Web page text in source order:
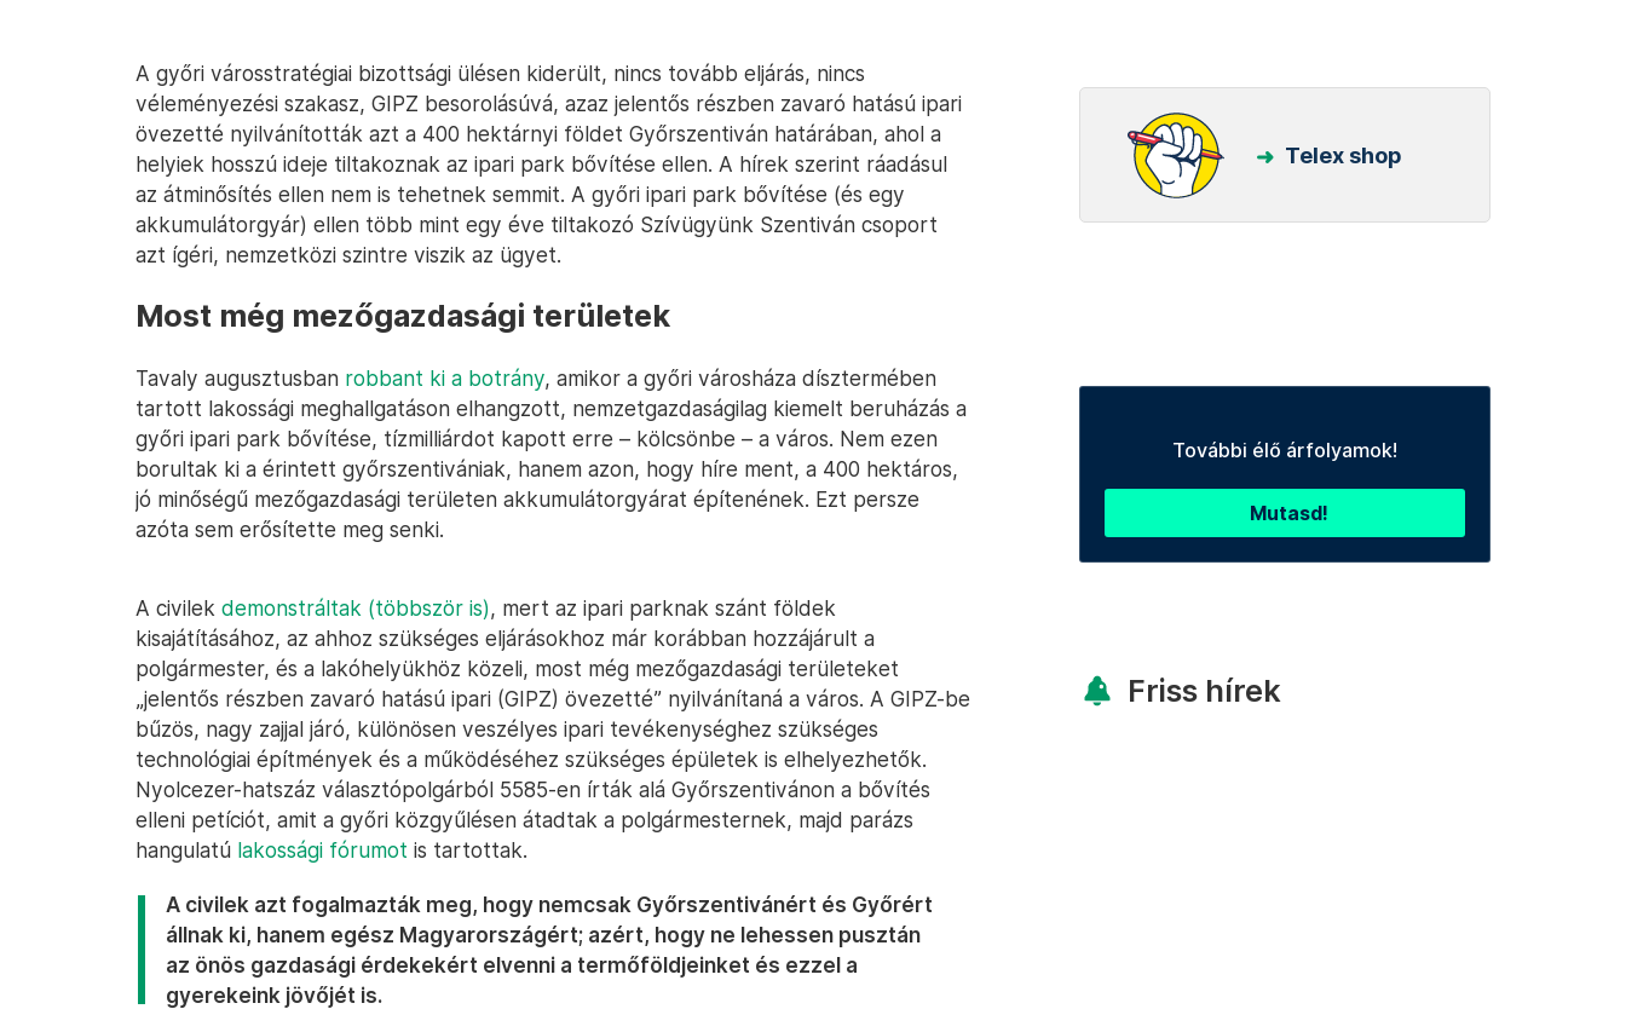
A győri városstratégiai bizottsági ülésen kiderült, nincs tovább eljárás, nincs
véleményezési szakasz, GIPZ besorolásúvá, azaz jelentős részben zavaró hatású ipari
övezetté nyilvánították azt a 400 hektárnyi földet Győrszentiván határában, ahol a
helyiek hosszú ideje tiltakoznak az ipari park bővítése ellen. A hírek szerint ráadásul
az átminősítés ellen nem is tehetnek semmit. A győri ipari park bővítése (és egy
akkumulátorgyár) ellen több mint egy éve tiltakozó Szívügyünk Szentiván csoport
azt ígéri, nemzetközi szintre viszik az ügyet.
Most még mezőgazdasági területek
Tavaly augusztusban robbant ki a botrány, amikor a győri városháza dísztermében
tartott lakossági meghallgatáson elhangzott, nemzetgazdaságilag kiemelt beruházás a
győri ipari park bővítése, tízmilliárdot kapott erre – kölcsönbe – a város. Nem ezen
borultak ki a érintett győrszentivániak, hanem azon, hogy híre ment, a 400 hektáros,
jó minőségű mezőgazdasági területen akkumulátorgyárat építenének. Ezt persze
azóta sem erősítette meg senki.
A civilek demonstráltak (többször is), mert az ipari parknak szánt földek
kisajátításához, az ahhoz szükséges eljárásokhoz már korábban hozzájárult a
polgármester, és a lakóhelyükhöz közeli, most még mezőgazdasági területeket
„jelentős részben zavaró hatású ipari (GIPZ) övezetté” nyilvánítaná a város. A GIPZ-be
bűzös, nagy zajjal járó, különösen veszélyes ipari tevékenységhez szükséges
technológiai építmények és a működéséhez szükséges épületek is elhelyezhetők.
Nyolcezer-hatszáz választópolgárból 5585-en írták alá Győrszentivánon a bővítés
elleni petíciót, amit a győri közgyűlésen átadtak a polgármesternek, majd parázs
hangulatú lakossági fórumot is tartottak.
A civilek azt fogalmazták meg, hogy nemcsak Győrszentivánért és Győrért
állnak ki, hanem egész Magyarországért; azért, hogy ne lehessen pusztán
az önös gazdasági érdekekért elvenni a termőföldjeinket és ezzel a
gyerekeink jövőjét is.
Telex shop
További élő árfolyamok!
Mutasd!
Friss hírek